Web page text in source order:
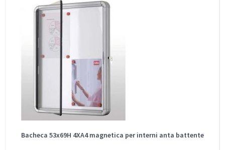
Bacheca 53x69H 4XA4 magnetica per interni anta battente